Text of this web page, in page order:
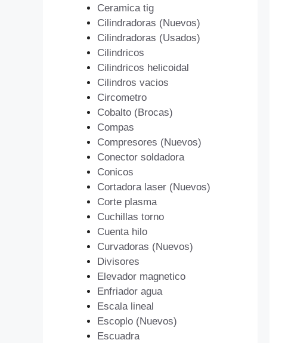
Ceramica tig
Cilindradoras (Nuevos)
Cilindradoras (Usados)
Cilindricos
Cilindricos helicoidal
Cilindros vacios
Circometro
Cobalto (Brocas)
Compas
Compresores (Nuevos)
Conector soldadora
Conicos
Cortadora laser (Nuevos)
Corte plasma
Cuchillas torno
Cuenta hilo
Curvadoras (Nuevos)
Divisores
Elevador magnetico
Enfriador agua
Escala lineal
Escoplo (Nuevos)
Escuadra